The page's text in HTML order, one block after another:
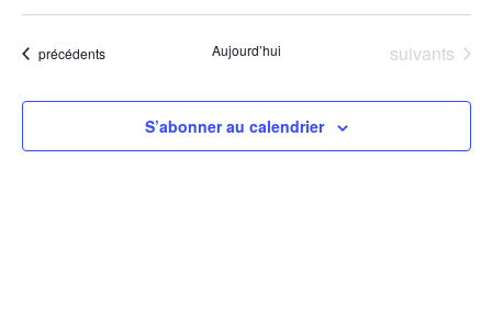
Évènements
précédents Aujourd’hui Évènements
suivants
S’abonner au calendrier